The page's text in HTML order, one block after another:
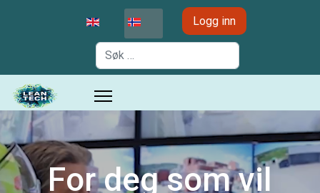
Logg inn
Søk
For deg som vil